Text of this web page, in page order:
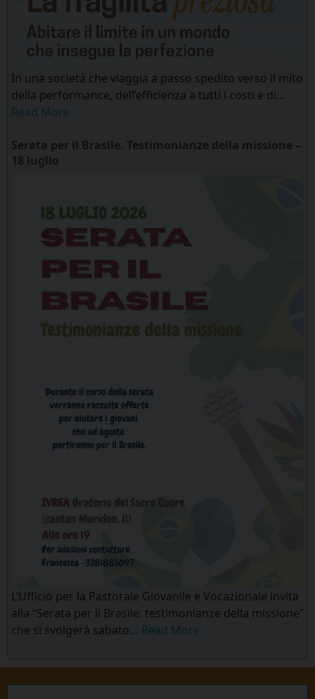
In una società che viaggia a passo spedito verso il mito
della performance, dell’efficienza a tutti i costi e di…
Read More
Serata per il Brasile. Testimonianze della missione –
18 luglio
L’Ufficio per la Pastorale Giovanile e Vocazionale invita
alla “Serata per il Brasile: testimonianze della missione”
che si svolgerà sabato… Read More